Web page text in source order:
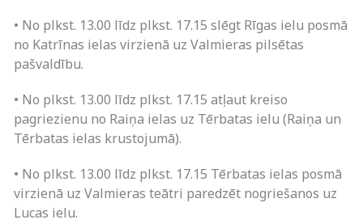
• No plkst. 13.00 līdz plkst. 17.15 slēgt Rīgas ielu posmā
no Katrīnas ielas virzienā uz Valmieras pilsētas
pašvaldību.
• No plkst. 13.00 līdz plkst. 17.15 atļaut kreiso
pagriezienu no Raiņa ielas uz Tērbatas ielu (Raiņa un
Tērbatas ielas krustojumā).
• No plkst. 13.00 līdz plkst. 17.15 Tērbatas ielas posmā
virzienā uz Valmieras teātri paredzēt nogriešanos uz
Lucas ielu.